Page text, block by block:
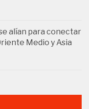
alían para conectar
Medio y Asia